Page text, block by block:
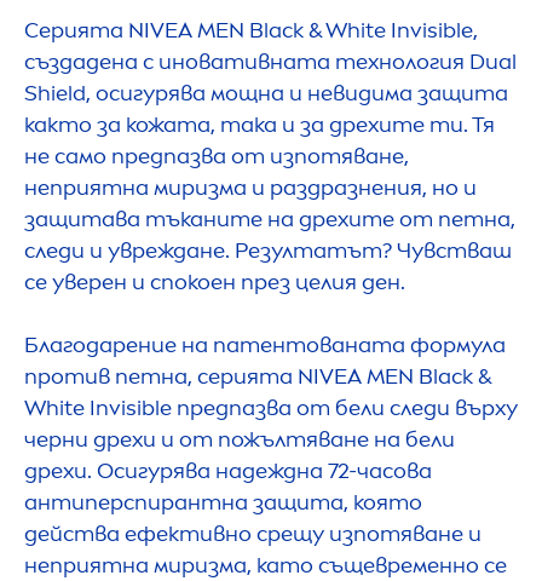
Серията NIVEAMEN Black&White Invisible,
създадена с иновативната технология Dual
Shield, осигурява мощна и невидима защита
както за кожата, така и за дрехите ти. Тя
не само предпазва от изпотяване,
неприятна миризма и раздразнения, но и
защитава тъканите на дрехите от петна,
следи и увреждане. Резултатът? Чувстваш
се уверен и спокоен през целия ден.
Благодарение на патентованата формула
против петна, серията NIVEAMEN Black&
White Invisible предпазва от бели следи върху
черни дрехи и от пожълтяване на бели
дрехи. Осигурява надеждна 72-часова
антиперспирантна защита, която
действа ефективно срещу изпотяване и
неприятна миризма, като същевременно се